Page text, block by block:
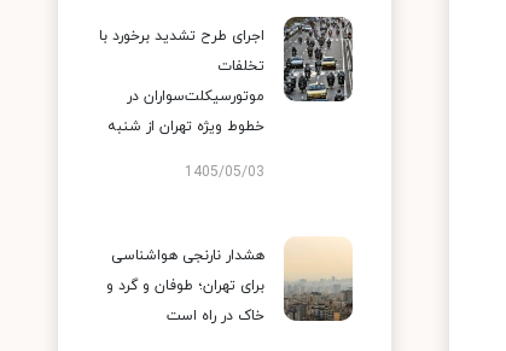
اجرای طرح تشدید برخورد با
تخلفات
موتورسیکلت‌سواران در
خطوط ویژه تهران از شنبه
1405/05/03
هشدار نارنجی هواشناسی
برای تهران؛ طوفان و گرد و
خاک در راه است